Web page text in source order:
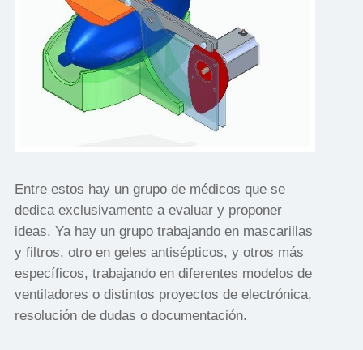
Entre estos hay un grupo de médicos que se
dedica exclusivamente a evaluar y proponer
ideas. Ya hay un grupo trabajando en mascarillas
y filtros, otro en geles antisépticos, y otros más
específicos, trabajando en diferentes modelos de
ventiladores o distintos proyectos de electrónica,
resolución de dudas o documentación.